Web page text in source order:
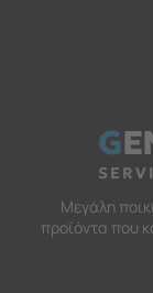
G
Μεγάλη
προϊόντα που